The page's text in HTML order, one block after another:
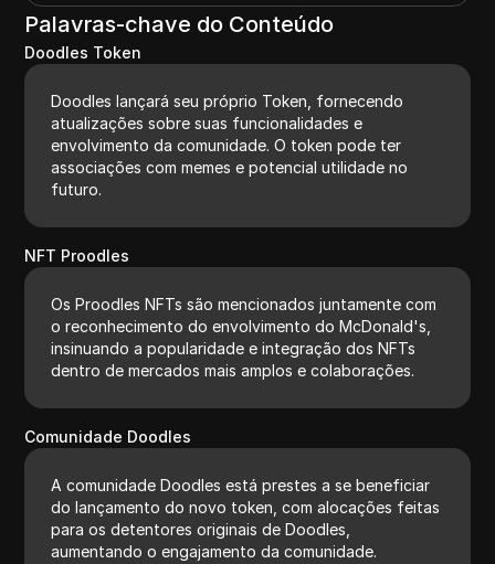
Palavras-chave do Conteúdo
Doodles Token
Doodles lançará seu próprio Token, fornecendo
atualizações sobre suas funcionalidades e
envolvimento da comunidade. O token pode ter
associações com memes e potencial utilidade no
futuro.
NFT Proodles
Os Proodles NFTs são mencionados juntamente com
o reconhecimento do envolvimento do McDonald's,
insinuando a popularidade e integração dos NFTs
dentro de mercados mais amplos e colaborações.
Comunidade Doodles
A comunidade Doodles está prestes a se beneficiar
do lançamento do novo token, com alocações feitas
para os detentores originais de Doodles,
aumentando o engajamento da comunidade.